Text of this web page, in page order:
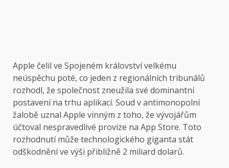
Apple čelil ve Spojeném království velkému
neúspěchu poté, co jeden z regionálních tribunálů
rozhodl, že společnost zneužila své dominantní
postavení na trhu aplikací. Soud v antimonopolní
žalobě uznal Apple vinným z toho, že vývojářům
účtoval nespravedlivé provize na App Store. Toto
rozhodnutí může technologického giganta stát
odškodnění ve výši přibližně 2 miliard dolarů.